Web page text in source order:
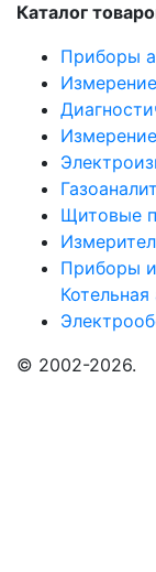
Каталог
Приборы
Щитовые
Приборы
© 2002-2026.